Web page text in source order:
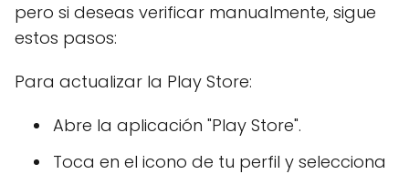
pero si deseas verificar manualmente, sigue
estos pasos:
Para actualizar la Play Store:
Abre la aplicación "Play Store".
Toca en el icono de tu perfil y selecciona